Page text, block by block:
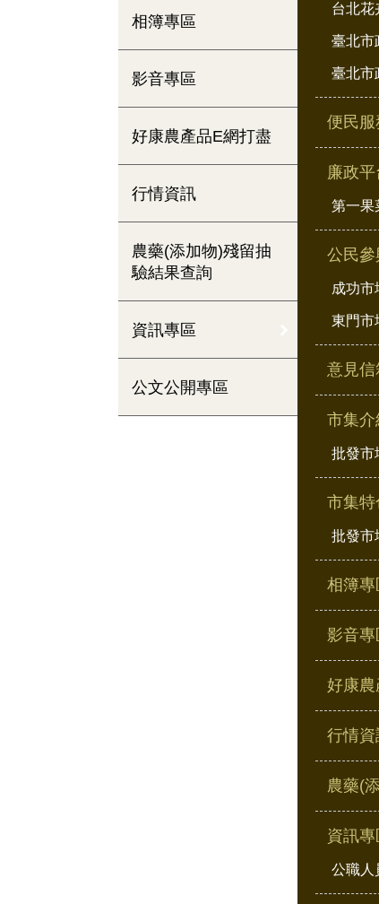
相簿專區
影音專區
好康農產品E網打盡
行情資訊
農藥(添加物)殘留抽
驗結果查詢
資訊專區
公文公開專區
台北花
臺北市
臺北市
便民服
廉政
第一果
公民參
成功市
東門市
意見信
市集介
批發市
市集特
批發市
相簿專
影音專
好康農
行情資
農藥(
資訊專
公職人